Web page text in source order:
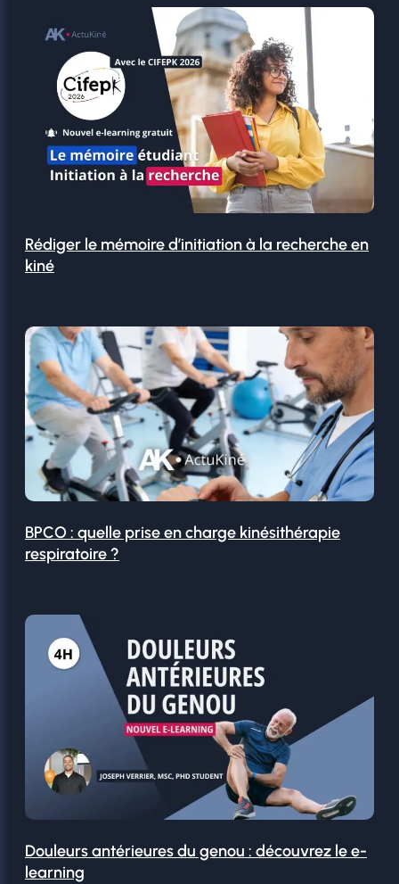
Rédiger le mémoire d’initiation à la recherche en
kiné
BPCO : quelle prise en charge kinésithérapie
respiratoire ?
Douleurs antérieures du genou : découvrez le e-
learning